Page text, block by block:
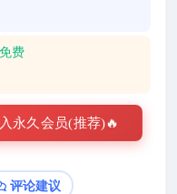
免费
永久会员(推荐)🔥
评论建议